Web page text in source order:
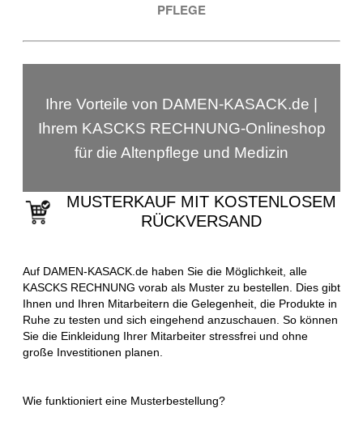
PFLEGE
Ihre Vorteile von DAMEN-KASACK.de |
Ihrem KASCKS RECHNUNG-Onlineshop
für die Altenpflege und Medizin
MUSTERKAUF MIT KOSTENLOSEM
RÜCKVERSAND
Auf DAMEN-KASACK.de haben Sie die Möglichkeit, alle
KASCKS RECHNUNG vorab als Muster zu bestellen. Dies gibt
Ihnen und Ihren Mitarbeitern die Gelegenheit, die Produkte in
Ruhe zu testen und sich eingehend anzuschauen. So können
Sie die Einkleidung Ihrer Mitarbeiter stressfrei und ohne
große Investitionen planen.
Wie funktioniert eine Musterbestellung?